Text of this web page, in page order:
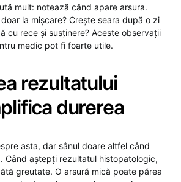
mult: notează când apare arsura.
la mișcare? Crește seara după o zi
cu rece și susținere? Aceste observații
medic pot fi foarte utile.
rezultatului
durerea
asta, dar sânul doare altfel când
Când aștepți rezultatul histopatologic,
greutate. O arsură mică poate părea